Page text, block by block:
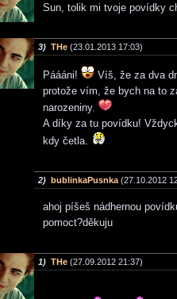
Sun, tolik mi tvoje povídky
3) THe (23.01.2013 17:03)
Páááni! Víš, že za dva
protože vím, že bych na to
narozeniny.
A díky za tu povídku!
kdy četla.
2) bublinkaPusnka (27.10.2012
ahoj píšeš nádhernou
pomoct?děkuju
1) THe (27.09.2012 21:37)